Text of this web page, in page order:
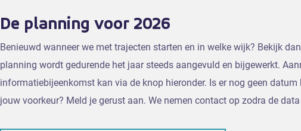
De planning voor 2026
Benieuwd wanneer we met trajecten starten en in welke wijk? Bekijk
planning wordt gedurende het jaar steeds aangevuld en bijgewerkt.
informatiebijeenkomst kan via de knop hieronder. Is er nog geen
jouw voorkeur? Meld je gerust aan. We nemen contact op zodra de